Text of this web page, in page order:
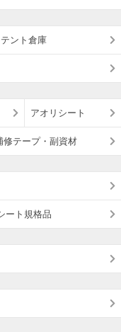
ント倉庫
アオリシート
修テープ・副資材
ート規格品